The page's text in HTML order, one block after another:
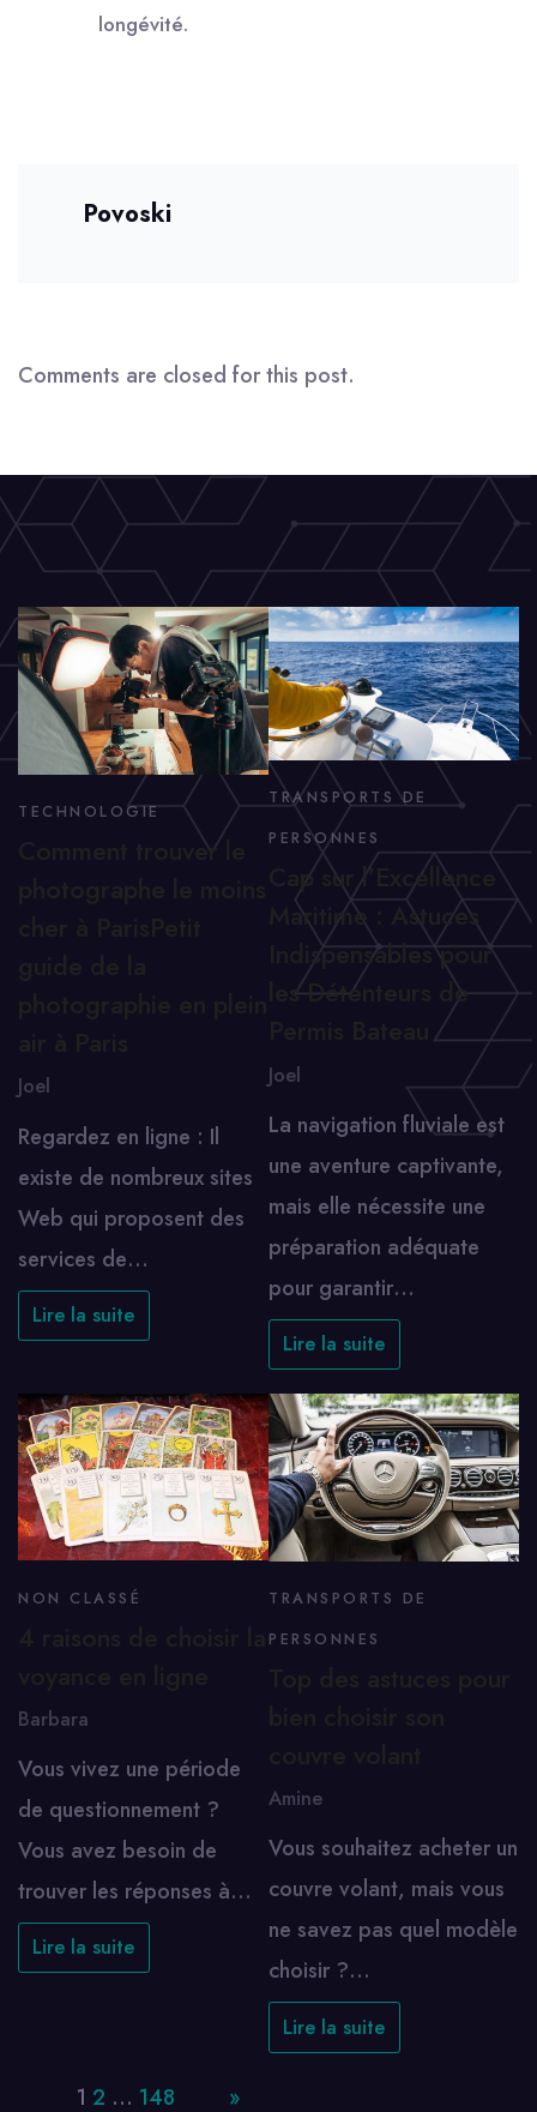
longévité.
Povoski
Comments are closed for this post.
TECHNOLOGIE
Comment trouver le
Joel
Regardez en ligne : Il
existe de nombreux sites
Web qui proposent des
services de…
Lire la suite
TRANSPORTS DE
PERSONNES
Cap sur l’Excellence
Maritime : Astuces
Indispensables pour
les Détenteurs de
Joel
La navigation fluviale est
une aventure captivante,
mais elle nécessite une
préparation adéquate
pour garantir…
Lire la suite
NON CLASSÉ
Barbara
Vous vivez une période
de questionnement ?
Vous avez besoin de
trouver les réponses à…
Lire la suite
TRANSPORTS DE
PERSONNES
Amine
Vous souhaitez acheter un
couvre volant, mais vous
ne savez pas quel modèle
choisir ?…
Lire la suite
1 2 … 148 »